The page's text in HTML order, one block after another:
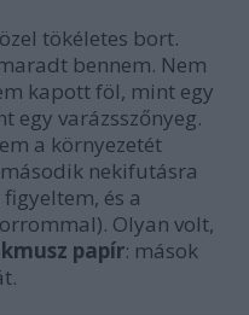
tökéletes bort.
bennem. Nem
kapott föl, mint egy
egy varázsszőnyeg.
a környezetét
nekifutásra
és a
Olyan volt,
papír: mások